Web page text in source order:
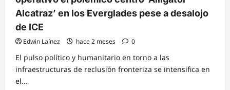
2026
Alcatraz’ en los Everglades pese a desalojo
de ICE
Edwin Laínez hace 2 meses 0
El pulso político y humanitario en torno a las
infraestructuras de reclusión fronteriza se intensifica en
el...